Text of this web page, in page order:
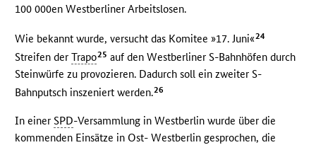
100 000en Westberliner Arbeitslosen.
Wie bekannt wurde, versucht das Komitee »17. Juni«24
Streifen derTrapo25 auf den Westberliner S-Bahnhöfen durch
Steinwürfe zu provozieren. Dadurch soll ein zweiter S-
Bahnputsch inszeniert werden.26
In einerSPD-Versammlung in Westberlin wurde über die
kommenden Einsätze in Ost- Westberlin gesprochen, die